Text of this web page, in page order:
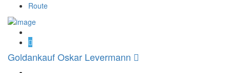
Route
Goldankauf Oskar Levermann